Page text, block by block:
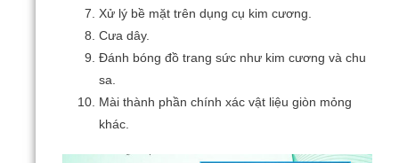
Xử lý bề mặt trên dụng cụ kim cương.
Cưa dây.
Đánh bóng đồ trang sức như kim cương và chu
sa.
Mài thành phần chính xác vật liệu giòn mỏng
khác.